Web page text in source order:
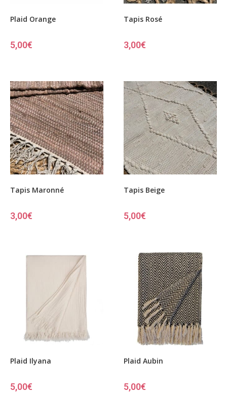
Plaid Orange
5,00€
Tapis Rosé
3,00€
Tapis Maronné
3,00€
Tapis Beige
5,00€
Plaid Ilyana
5,00€
Plaid Aubin
5,00€